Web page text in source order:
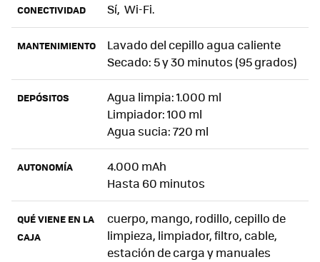
CONECTIVIDAD Sí, Wi-Fi.
MANTENIMIENTO
Lavado del cepillo agua caliente
Secado: 5 y 30 minutos (95 grados)
DEPÓSITOS
Agua limpia: 1.000 ml
Limpiador: 100 ml
Agua sucia: 720 ml
AUTONOMÍA
4.000 mAh
Hasta 60 minutos
QUÉ VIENE EN LA
CAJA
cuerpo, mango, rodillo, cepillo de
limpieza, limpiador, filtro, cable,
estación de carga y manuales